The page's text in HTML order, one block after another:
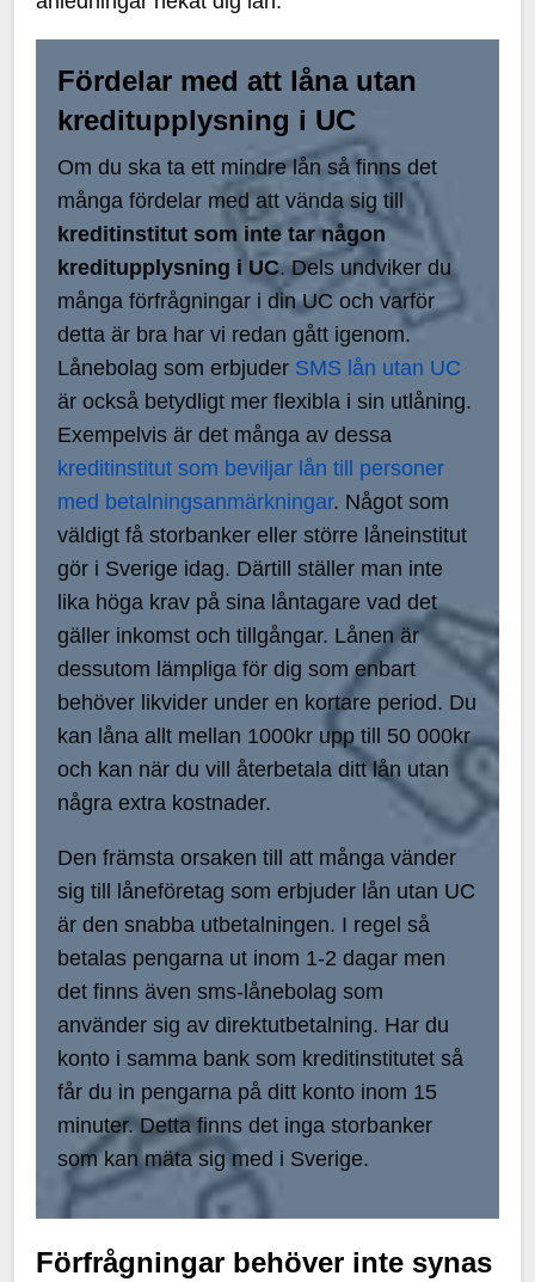
Fördelar med att låna utan
kreditupplysning i UC
Om du ska ta ett mindre lån så finns det
många fördelar med att vända sig till
kreditinstitut som inte tar någon
kreditupplysning i UC. Dels undviker du
många förfrågningar i din UC och varför
detta är bra har vi redan gått igenom.
Lånebolag som erbjuder SMS lån utan UC
är också betydligt mer flexibla i sin utlåning.
Exempelvis är det många av dessa
kreditinstitut som beviljar lån till personer
med betalningsanmärkningar. Något som
väldigt få storbanker eller större låneinstitut
gör i Sverige idag. Därtill ställer man inte
lika höga krav på sina låntagare vad det
gäller inkomst och tillgångar. Lånen är
dessutom lämpliga för dig som enbart
behöver likvider under en kortare period. Du
kan låna allt mellan 1000kr upp till 50 000kr
och kan när du vill återbetala ditt lån utan
några extra kostnader.
Den främsta orsaken till att många vänder
sig till låneföretag som erbjuder lån utan UC
är den snabba utbetalningen. I regel så
betalas pengarna ut inom 1-2 dagar men
det finns även sms-lånebolag som
använder sig av direktutbetalning. Har du
konto i samma bank som kreditinstitutet så
får du in pengarna på ditt konto inom 15
minuter. Detta finns det inga storbanker
som kan mäta sig med i Sverige.
Förfrågningar behöver inte synas